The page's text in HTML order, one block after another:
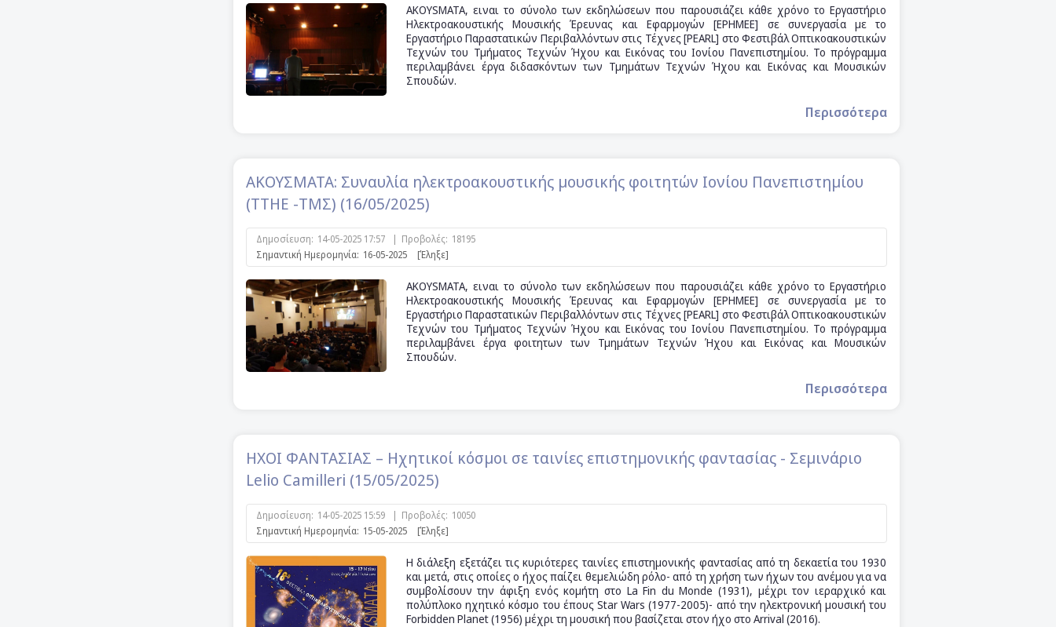
AKOYSMATA, ειναι το σύνολο των εκδηλώσεων που παρουσιάζει κάθε χρόνο το Εργαστήριο
Ηλεκτροακουστικής Μουσικής Έρευνας και Εφαρμογών [ΕΡΗΜΕΕ] σε συνεργασία με το
Εργαστήριο Παραστατικών Περιβαλλόντων στις Τέχνες [PEARL] στο Φεστιβάλ Οπτικοακουστικών
Τεχνών του Τμήματος Τεχνών Ήχου και Εικόνας του Ιονίου Πανεπιστημίου. Το πρόγραμμα
περιλαμβάνει έργα διδασκόντων των Τμημάτων Τεχνών Ήχου και Εικόνας και Μουσικών
Σπουδών.
Περισσότερα
ΑΚΟΥΣΜΑΤΑ: Συναυλία ηλεκτροακουστικής μουσικής φοιτητών Ιονίου Πανεπιστημίου
(ΤΤΗΕ -ΤΜΣ) (16/05/2025)
Δημοσίευση: 14-05-2025 17:57 | Προβολές: 18195
Σημαντική Ημερομηνία: 16-05-2025 [Έληξε]
AKOYSMATA, ειναι το σύνολο των εκδηλώσεων που παρουσιάζει κάθε χρόνο το Εργαστήριο
Ηλεκτροακουστικής Μουσικής Έρευνας και Εφαρμογών [ΕΡΗΜΕΕ] σε συνεργασία με το
Εργαστήριο Παραστατικών Περιβαλλόντων στις Τέχνες [PEARL] στο Φεστιβάλ Οπτικοακουστικών
Τεχνών του Τμήματος Τεχνών Ήχου και Εικόνας του Ιονίου Πανεπιστημίου. Το πρόγραμμα
περιλαμβάνει έργα φοιτητων των Τμημάτων Τεχνών Ήχου και Εικόνας και Μουσικών
Σπουδών.
Περισσότερα
ΗΧΟΙ ΦΑΝΤΑΣΙΑΣ – Ηχητικοί κόσμοι σε ταινίες επιστημονικής φαντασίας - Σεμινάριο
Lelio Camilleri (15/05/2025)
Δημοσίευση: 14-05-2025 15:59 | Προβολές: 10050
Σημαντική Ημερομηνία: 15-05-2025 [Έληξε]
Η διάλεξη εξετάζει τις κυριότερες ταινίες επιστημονικής φαντασίας από τη δεκαετία του 1930
και μετά, στις οποίες ο ήχος παίζει θεμελιώδη ρόλο- από τη χρήση των ήχων του ανέμου για να
συμβολίσουν την άφιξη ενός κομήτη στο La Fin du Monde (1931), μέχρι τον ιεραρχικό και
πολύπλοκο ηχητικό κόσμο του έπους Star Wars (1977-2005)- από την ηλεκτρονική μουσική του
Forbidden Planet (1956) μέχρι τη μουσική που βασίζεται στον ήχο στο Arrival (2016).